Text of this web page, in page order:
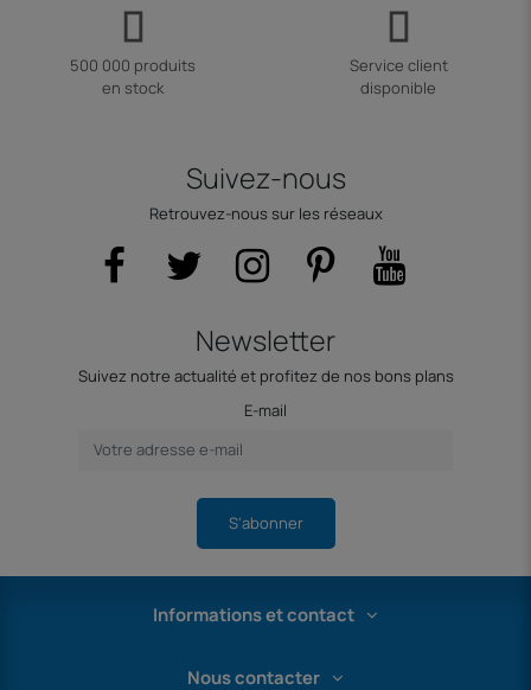
500 000 produits
en stock
Service client
disponible
Suivez-nous
Retrouvez-nous sur les réseaux
Newsletter
Suivez notre actualité et profitez de nos bons plans
E-mail
S'abonner
Informations et contact
Nous contacter